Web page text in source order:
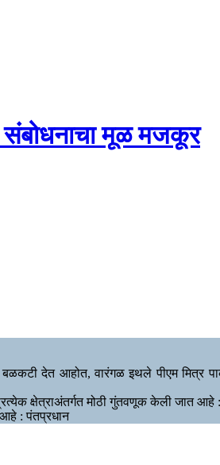
संबोधनाचा मूळ मजकूर
बळकटी देत आहोत, वारंगळ इथले पीएम मित्र
क्षेत्राअंतर्गत मोठी गुंतवणूक केली जात आहे
: पंतप्रधान